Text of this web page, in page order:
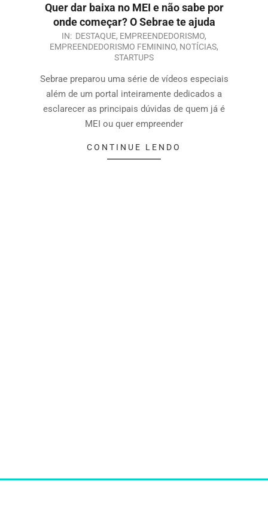
Quer dar baixa no MEI e não sabe por
onde começar? O Sebrae te ajuda
IN: DESTAQUE, EMPREENDEDORISMO,
EMPREENDEDORISMO FEMININO, NOTÍCIAS,
STARTUPS
Sebrae preparou uma série de vídeos especiais
além de um portal inteiramente dedicados a
esclarecer as principais dúvidas de quem já é
MEI ou quer empreender
CONTINUE LENDO